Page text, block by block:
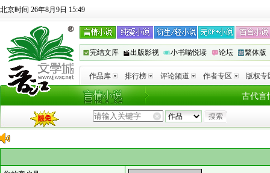
北京时间 26年8月9日 15:49
完结文库 出版影视 小书喵悦读 论坛 繁体版
作品库 排行榜 评论频道 作者专区 版权专
古代言